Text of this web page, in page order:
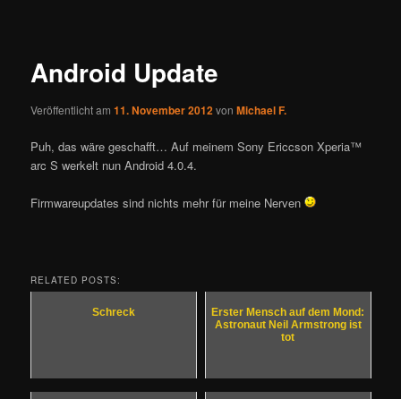
Android Update
Veröffentlicht am11. November 2012vonMichael F.
Puh, das wäre geschafft… Auf meinem Sony Ericcson Xperia™
arc S werkelt nun Android 4.0.4.
Firmwareupdates sind nichts mehr für meine Nerven
RELATED POSTS:
Schreck
Erster Mensch auf dem Mond:
Astronaut Neil Armstrong ist
tot